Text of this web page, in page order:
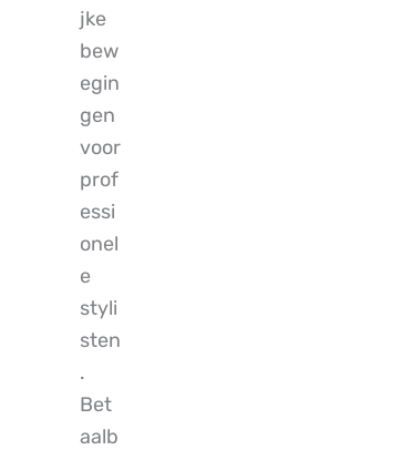
jke
bew
egin
gen
voor
prof
essi
onel
e
styli
sten
.
Bet
aalb